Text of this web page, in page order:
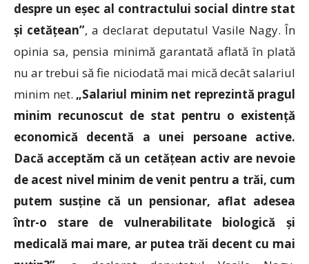
despre un eșec al contractului social dintre stat
și cetățean”, a declarat deputatul Vasile Nagy. În
opinia sa, pensia minimă garantată aflată în plată
nu ar trebui să fie niciodată mai mică decât salariul
minim net. „Salariul minim net reprezintă pragul
minim recunoscut de stat pentru o existență
economică decentă a unei persoane active.
Dacă acceptăm că un cetățean activ are nevoie
de acest nivel minim de venit pentru a trăi, cum
putem susține că un pensionar, aflat adesea
într-o stare de vulnerabilitate biologică și
medicală mai mare, ar putea trăi decent cu mai